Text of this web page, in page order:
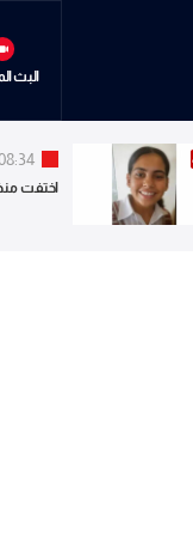
البث
اختفت منذ 4 آب.. هل